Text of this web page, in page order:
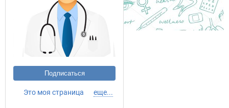
Подписаться
Это моя страница еще...